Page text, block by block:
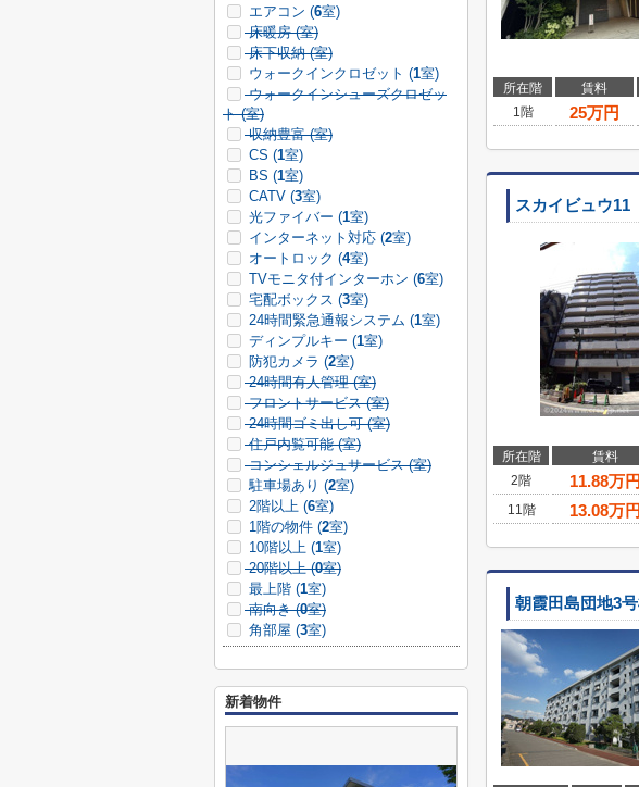
所在階 賃料
1階
25万円
スカイビュウ11
所在階 賃料
2階
11.88万円
11階
13.08万円
朝霞田島団地3
エアコン (6室)
床暖房 (室)
床下収納 (室)
ウォークインクロゼット (1室)
ウォークインシューズクロゼッ
ト (室)
収納豊富 (室)
CS (1室)
BS (1室)
CATV (3室)
光ファイバー (1室)
インターネット対応 (2室)
オートロック (4室)
TVモニタ付インターホン (6室)
宅配ボックス (3室)
24時間緊急通報システム (1室)
ディンプルキー (1室)
防犯カメラ (2室)
24時間有人管理 (室)
フロントサービス (室)
24時間ゴミ出し可 (室)
住戸内覧可能 (室)
コンシェルジュサービス (室)
駐車場あり (2室)
2階以上 (6室)
1階の物件 (2室)
10階以上 (1室)
20階以上 (0室)
最上階 (1室)
南向き (0室)
角部屋 (3室)
新着物件